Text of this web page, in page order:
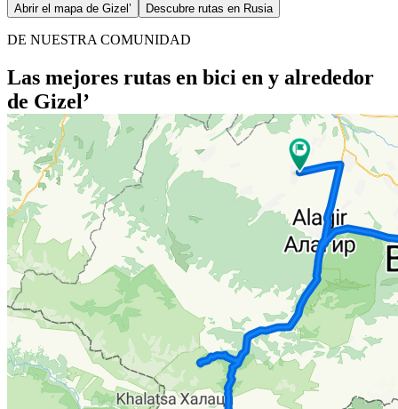
Abrir el mapa de Gizel’ Descubre rutas en Rusia
DE NUESTRA COMUNIDAD
Las mejores rutas en bici en y alrededor
de Gizel’